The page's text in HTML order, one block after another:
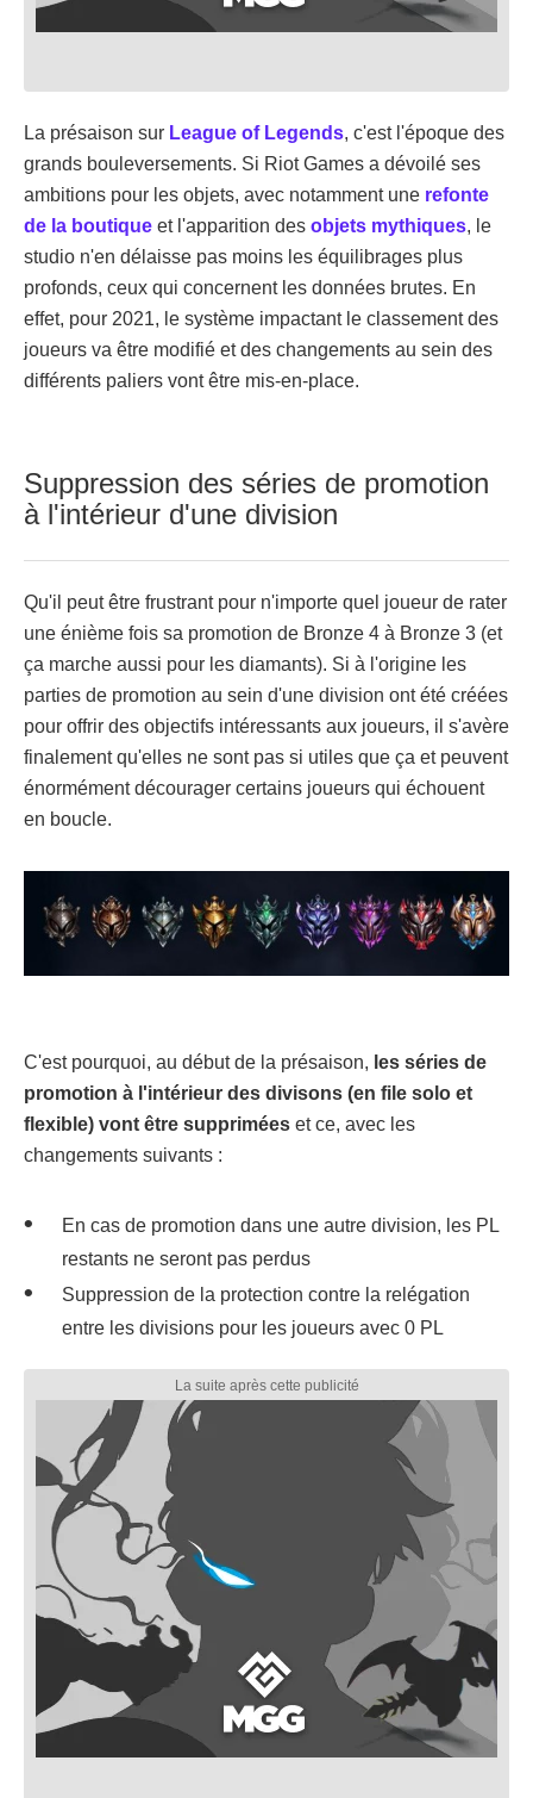
La présaison sur League of Legends, c'est l'époque des
grands bouleversements. Si Riot Games a dévoilé ses
ambitions pour les objets, avec notamment une refonte
de la boutique et l'apparition des objets mythiques, le
studio n'en délaisse pas moins les équilibrages plus
profonds, ceux qui concernent les données brutes. En
effet, pour 2021, le système impactant le classement des
joueurs va être modifié et des changements au sein des
différents paliers vont être mis-en-place.
Suppression des séries de promotion
à l'intérieur d'une division
Qu'il peut être frustrant pour n'importe quel joueur de rater
une énième fois sa promotion de Bronze 4 à Bronze 3 (et
ça marche aussi pour les diamants). Si à l'origine les
parties de promotion au sein d'une division ont été créées
pour offrir des objectifs intéressants aux joueurs, il s'avère
finalement qu'elles ne sont pas si utiles que ça et peuvent
énormément décourager certains joueurs qui échouent
en boucle.
C'est pourquoi, au début de la présaison, les séries de
promotion à l'intérieur des divisons (en file solo et
flexible) vont être supprimées et ce, avec les
changements suivants :
En cas de promotion dans une autre division, les PL
restants ne seront pas perdus
Suppression de la protection contre la relégation
entre les divisions pour les joueurs avec 0 PL